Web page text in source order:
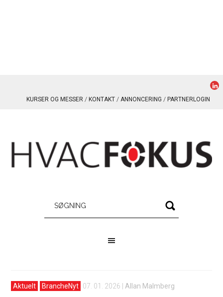
KURSER OG MESSER KONTAKT ANNONCERING PARTNERLOGIN
Aktuelt BrancheNyt 07. 01. 2026 Allan Malmberg